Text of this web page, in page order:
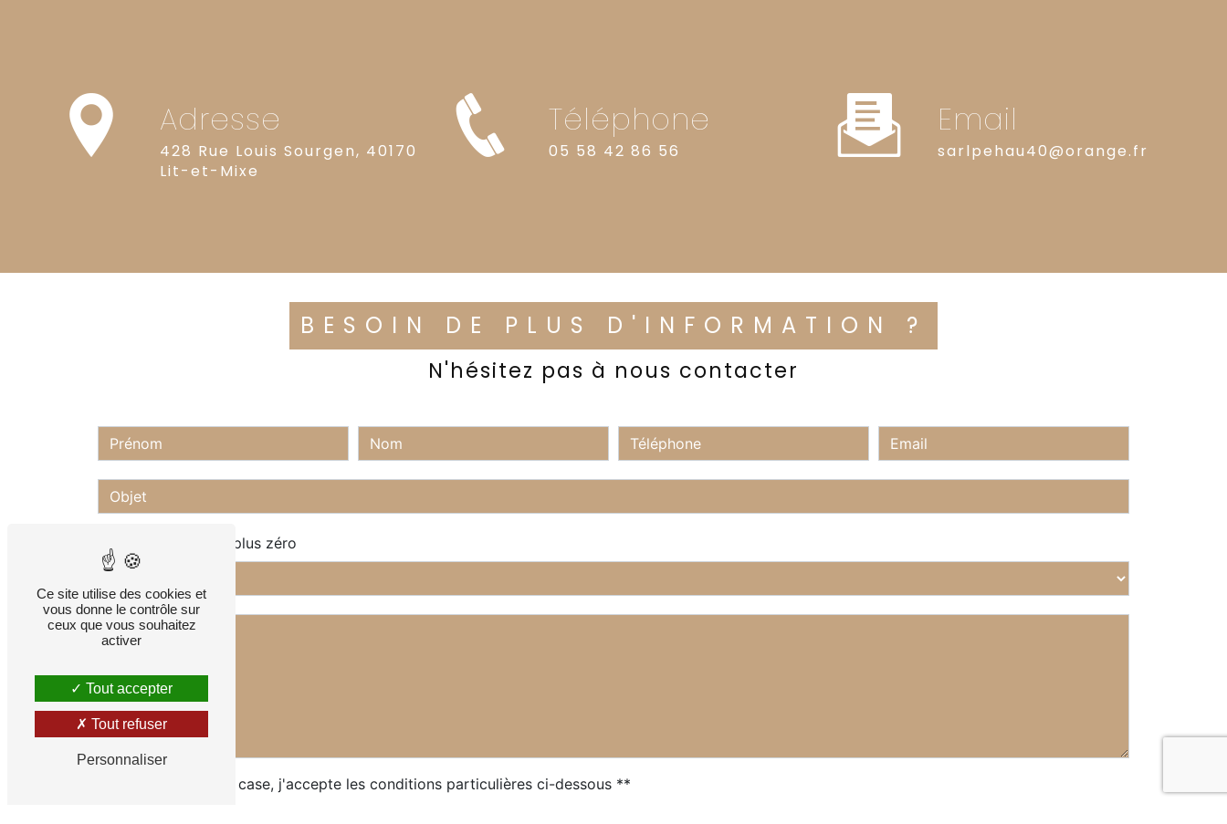
Adresse
428 Rue Louis Sourgen, 40170
Lit-et-Mixe
Téléphone
05 58 42 86 56
Email
sarlpehau40@orange.fr
BESOIN DE PLUS D'INFORMATION ?
N'hésitez pas à nous contacter
Combien font zéro plus zéro
En cochant cette case, j'accepte les conditions particulières ci-dessous **
Ce site utilise des cookies et
vous donne le contrôle sur
ceux que vous souhaitez
activer
Tout accepter
Tout refuser
Personnaliser